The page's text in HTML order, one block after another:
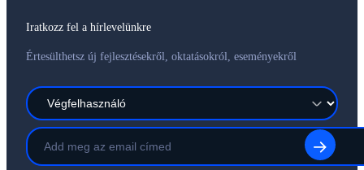
Iratkozz fel a hírlevelünkre
Értesülthetsz új fejlesztésekről, oktatásokról, eseményekről